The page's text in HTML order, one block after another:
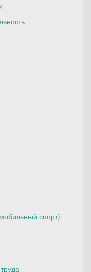
спорт)